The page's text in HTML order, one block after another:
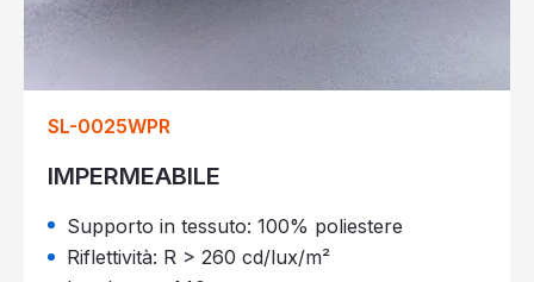
SL-0025WPR
IMPERMEABILE
Supporto in tessuto: 100% poliestere
Riflettività: R > 260 cd/lux/m²